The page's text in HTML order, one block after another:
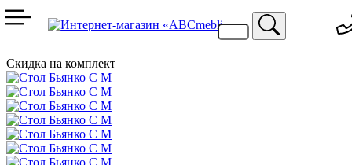
Скидка на комплект